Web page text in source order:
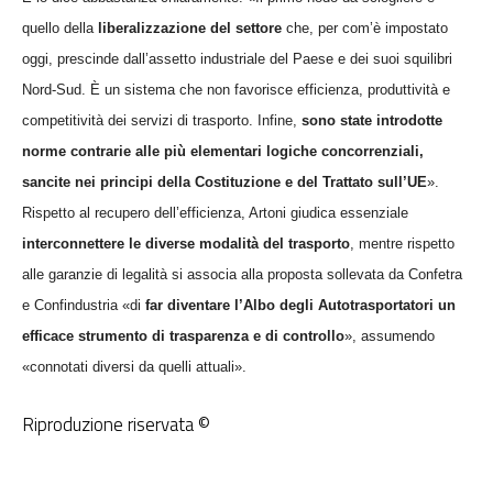
quello della liberalizzazione del settore che, per com’è impostato
oggi, prescinde dall’assetto industriale del Paese e dei suoi squilibri
Nord-Sud. È un sistema che non favorisce efficienza, produttività e
competitività dei servizi di trasporto. Infine, sono state introdotte
norme contrarie alle più elementari logiche concorrenziali,
sancite nei principi della Costituzione e del Trattato sull’UE».
Rispetto al recupero dell’efficienza, Artoni giudica essenziale
interconnettere le diverse modalità del trasporto , mentre rispetto
alle garanzie di legalità si associa alla proposta sollevata da Confetra
e Confindustria «di far diventare l’Albo degli Autotrasportatori un
efficace strumento di trasparenza e di controllo», assumendo
«connotati diversi da quelli attuali».
Riproduzione riservata ©